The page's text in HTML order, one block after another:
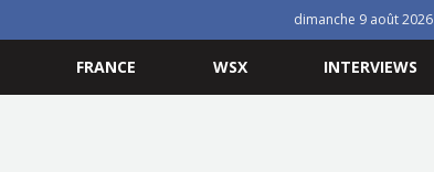
dimanche 9 août 2026
FRANCE WSX INTERVIEWS